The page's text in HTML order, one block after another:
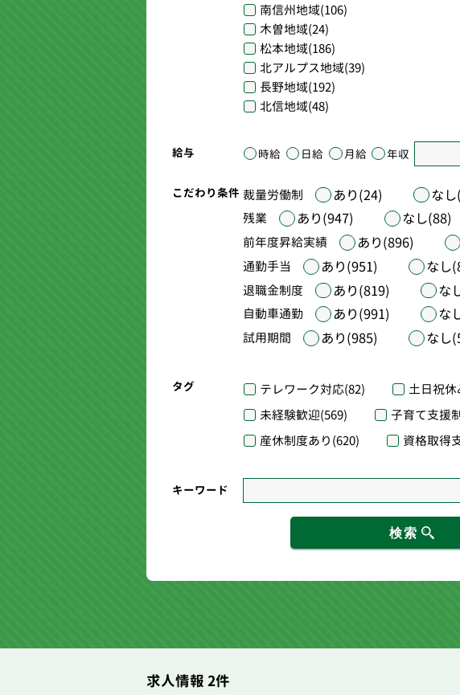
南信州地域(106)
木曽地域(24)
松本地域(186)
北アルプス地域(39)
長野地域(192)
北信地域(48)
給与 時給 日給 月給 年収
こだわり条件 裁量労働制 あり(24) な
残業 あり(947) なし(88)
前年度昇給実績 あり(896)
通勤手当 あり(951) なし
退職金制度 あり(819) な
自動車通勤 あり(991) な
試用期間 あり(985) なし
タグ テレワーク対応(82) 土日祝休
未経験歓迎(569) 子育て支援
産休制度あり(620) 資格取得
キーワード
検索
求人情報 2件